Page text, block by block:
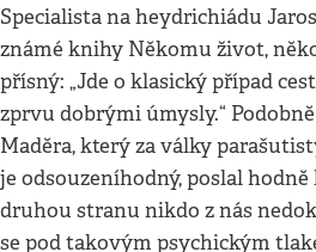
Specialista na heydrichiádu
známé knihy Někomu život,
přísný: „Jde o klasický případ
zprvu dobrými úmysly.“
Maděra, který za války
je odsouzeníhodný, poslal
druhou stranu nikdo z nás
se pod takovým psychickým